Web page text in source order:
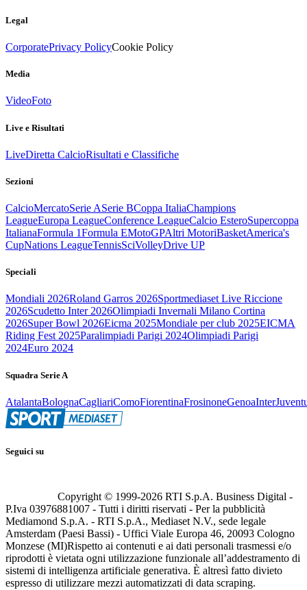
Legal
CorporatePrivacy PolicyCookie Policy
Media
VideoFoto
Live e Risultati
LiveDiretta CalcioRisultati e Classifiche
Sezioni
CalcioMercatoSerie ASerie BCoppa ItaliaChampions
LeagueEuropa LeagueConference LeagueCalcio EsteroSupercoppa
ItalianaFormula 1Formula EMotoGPAltri MotoriBasketAmerica's
CupNations LeagueTennisSciVolleyDrive UP
Speciali
Mondiali 2026Roland Garros 2026Sportmediaset Live Riccione
2026Scudetto Inter 2026Olimpiadi Invernali Milano Cortina
2026Super Bowl 2026Eicma 2025Mondiale per club 2025EICMA
Riding Fest 2025Paralimpiadi Parigi 2024Olimpiadi Parigi
2024Euro 2024
Squadra Serie A
AtalantaBolognaCagliariComoFiorentinaFrosinoneGenoaInter
Seguici su
Copyright © 1999-2026 RTI S.p.A. Business Digital -
P.Iva 03976881007 - Tutti i diritti riservati - Per la pubblicità
Mediamond S.p.A. - RTI S.p.A., Mediaset N.V., sede legale
Amsterdam (Paesi Bassi) - Uffici Viale Europa 46, 20093 Cologno
Monzese (MI)Rispetto ai contenuti e ai dati personali trasmessi e/o
riprodotti è vietata ogni utilizzazione funzionale all’addestramento di
sistemi di intelligenza artificiale generativa. È altresì fatto divieto
espresso di utilizzare mezzi automatizzati di data scraping.